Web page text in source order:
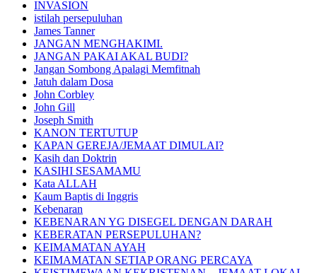
INVASION
istilah persepuluhan
James Tanner
JANGAN MENGHAKIMI.
JANGAN PAKAI AKAL BUDI?
Jangan Sombong Apalagi Memfitnah
Jatuh dalam Dosa
John Corbley
John Gill
Joseph Smith
KANON TERTUTUP
KAPAN GEREJA/JEMAAT DIMULAI?
Kasih dan Doktrin
KASIHI SESAMAMU
Kata ALLAH
Kaum Baptis di Inggris
Kebenaran
KEBENARAN YG DISEGEL DENGAN DARAH
KEBERATAN PERSEPULUHAN?
KEIMAMATAN AYAH
KEIMAMATAN SETIAP ORANG PERCAYA